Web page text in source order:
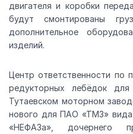
двигателя и коробки
будут смонтированы
дополнительное
изделий.
Центр ответственности по
редукторных лебёдок
Тутаевском моторном
нового для ПАО «ТМЗ»
«НЕФАЗа», дочернего